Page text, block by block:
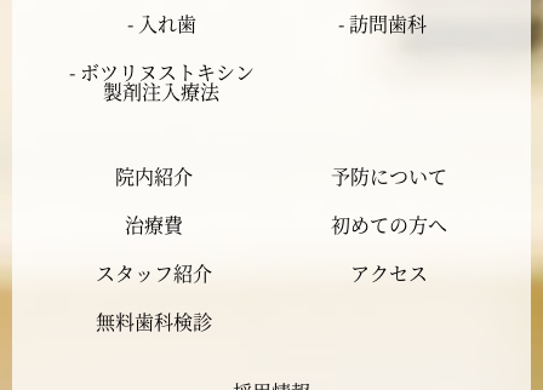
2023年11月
2023年8月
- 入れ歯
- 訪問歯科
- ボツリヌストキシン
製剤注入療法
院内紹介
予防について
治療費
初めての方へ
スタッフ紹介
アクセス
無料歯科検診